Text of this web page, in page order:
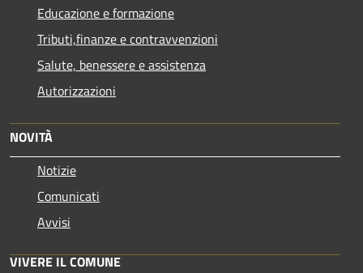
Educazione e formazione
Tributi,finanze e contravvenzioni
Salute, benessere e assistenza
Autorizzazioni
NOVITÀ
Notizie
Comunicati
Avvisi
VIVERE IL COMUNE